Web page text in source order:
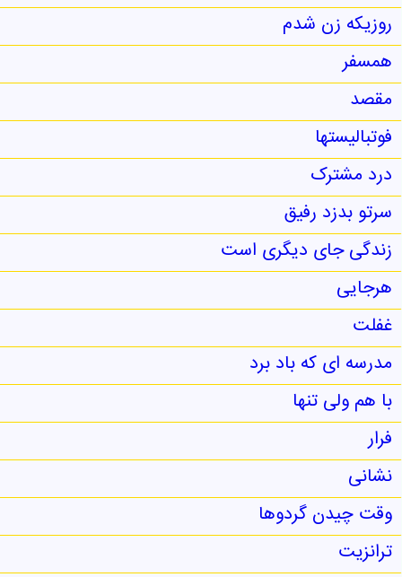
روزیکه زن شدم
همسفر
مقصد
فوتبالیستها
درد مشترک
سرتو بدزد رفیق
زندگی جای دیگری است
هرجایی
غفلت
مدرسه ای که باد برد
با هم ولی تنها
فرار
نشانی
وقت چیدن گردوها
ترانزیت